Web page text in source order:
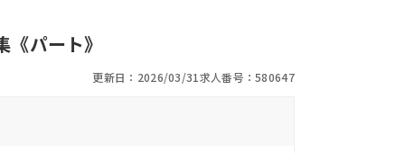
パート》
更新日：2026/03/31求人番号：580647